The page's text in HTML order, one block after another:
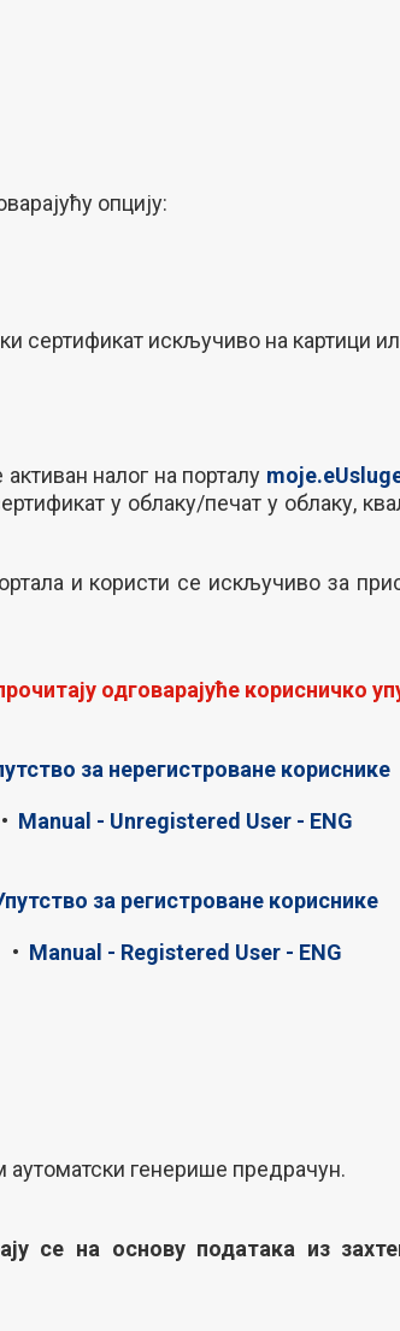
опцију:
сертификат искључиво на картици
налог на порталу
у облаку/печат у облаку,
и користи се искључиво за
одговарајуће корисничко
за нерегистроване кориснике
• Manual - Unregistered User - ENG
за регистроване кориснике
• Manual - Registered User - ENG
генерише предрачун.
се на основу података из